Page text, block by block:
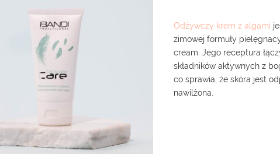
Odżywczy krem z algami
zimowej formuły
cream. Jego receptura
składników aktywnych z
co sprawia, że skóra jest
nawilżona.